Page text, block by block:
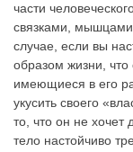
части
связками, мышцами
случае, если вы
образом жизни,
имеющиеся в его
укусить своего
то, что он не
тело настойчиво